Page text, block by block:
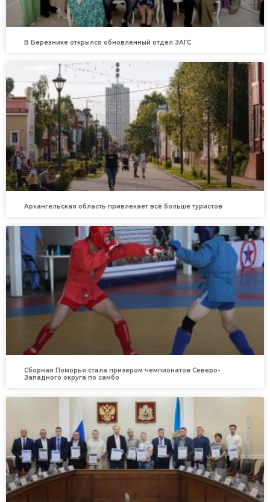
В Березнике открылся обновленный отдел ЗАГС
Архангельская область привлекает всё больше туристов
Сборная Поморья стала призером чемпионатов Северо-
Западного округа по самбо